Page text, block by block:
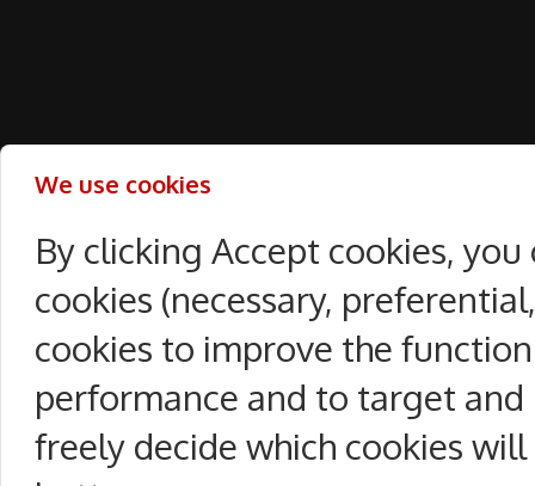
We use cookies
By clicking Accept cookies,
cookies (necessary,
cookies to improve the
performance and to target and
freely decide which cookies